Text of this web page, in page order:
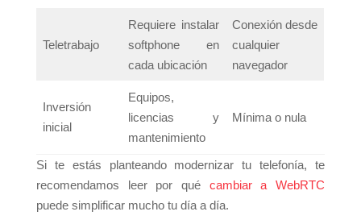
Teletrabajo
Requiere instalar
softphone en
cada ubicación
Conexión desde
cualquier
navegador
Inversión
inicial
Equipos,
licencias y
mantenimiento
Mínima o nula
Si te estás planteando modernizar tu telefonía, te
recomendamos leer por qué cambiar a WebRTC
puede simplificar mucho tu día a día.